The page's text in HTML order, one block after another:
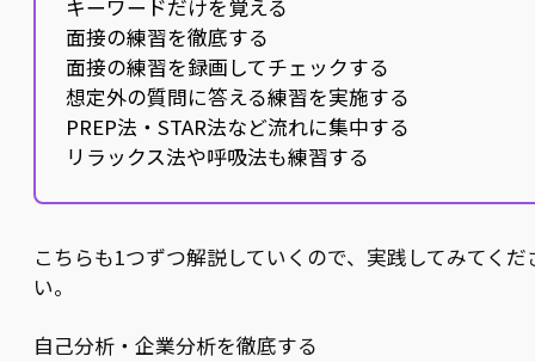
キーワードだけを覚える
面接の練習を徹底する
面接の練習を録画してチェックする
想定外の質問に答える練習を実施する
PREP法・STAR法など流れに集中する
リラックス法や呼吸法も練習する
こちらも1つずつ解説していくので、実践してみてくだ
い。
自己分析・企業分析を徹底する